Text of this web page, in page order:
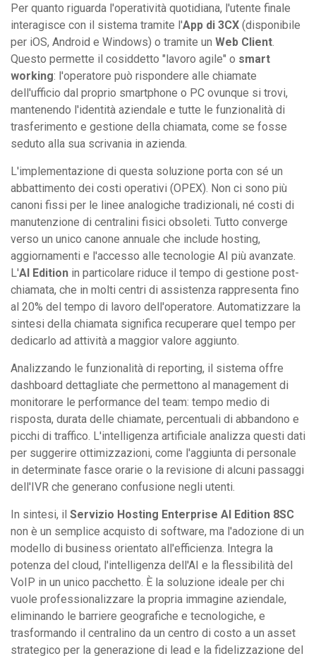
Per quanto riguarda l'operatività quotidiana, l'utente finale
interagisce con il sistema tramite l'App di 3CX (disponibile
per iOS, Android e Windows) o tramite un Web Client.
Questo permette il cosiddetto "lavoro agile" o smart
working: l'operatore può rispondere alle chiamate
dell'ufficio dal proprio smartphone o PC ovunque si trovi,
mantenendo l'identità aziendale e tutte le funzionalità di
trasferimento e gestione della chiamata, come se fosse
seduto alla sua scrivania in azienda.
L'implementazione di questa soluzione porta con sé un
abbattimento dei costi operativi (OPEX). Non ci sono più
canoni fissi per le linee analogiche tradizionali, né costi di
manutenzione di centralini fisici obsoleti. Tutto converge
verso un unico canone annuale che include hosting,
aggiornamenti e l'accesso alle tecnologie AI più avanzate.
L'AI Edition in particolare riduce il tempo di gestione post-
chiamata, che in molti centri di assistenza rappresenta fino
al 20% del tempo di lavoro dell'operatore. Automatizzare la
sintesi della chiamata significa recuperare quel tempo per
dedicarlo ad attività a maggior valore aggiunto.
Analizzando le funzionalità di reporting, il sistema offre
dashboard dettagliate che permettono al management di
monitorare le performance del team: tempo medio di
risposta, durata delle chiamate, percentuali di abbandono e
picchi di traffico. L'intelligenza artificiale analizza questi dati
per suggerire ottimizzazioni, come l'aggiunta di personale
in determinate fasce orarie o la revisione di alcuni passaggi
dell'IVR che generano confusione negli utenti.
In sintesi, il Servizio Hosting Enterprise AI Edition 8SC
non è un semplice acquisto di software, ma l'adozione di un
modello di business orientato all'efficienza. Integra la
potenza del cloud, l'intelligenza dell'AI e la flessibilità del
VoIP in un unico pacchetto. È la soluzione ideale per chi
vuole professionalizzare la propria immagine aziendale,
eliminando le barriere geografiche e tecnologiche, e
trasformando il centralino da un centro di costo a un asset
strategico per la generazione di lead e la fidelizzazione del